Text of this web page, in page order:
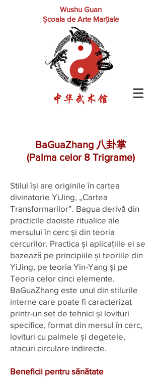
Wushu Guan
Școala deArte Marțiale
BaGuaZhang 八卦掌
(Palma celor 8 Trigrame)
Stilul își are originile în cartea
divinatorie YiJing, „Cartea
Transformarilor”. Bagua derivă din
practicile daoiste ritualice ale
mersului în cerc și din teoria
cercurilor. Practica și aplicațiile ei se
bazează pe principiile și teoriile din
YiJing, pe teoria Yin-Yang și pe
Teoria celor cinci elemente.
BaGuaZhang este unul din stilurile
interne care poate fi caracterizat
printr-un set de tehnici și lovituri
specifice, format din mersul în cerc,
lovituri cu palmele și degetele,
atacuri circulare indirecte.
Beneficii pentru sănătate